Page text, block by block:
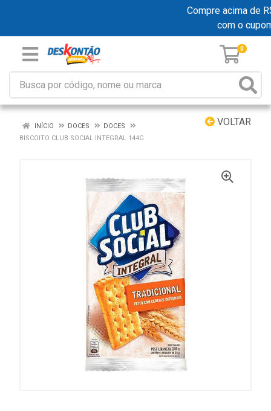
Compre acima de
com o
0
VOLTAR
INÍCIO DOCES
DOCES
BISCOITO CLUB SOCIAL INTEGRAL 144G